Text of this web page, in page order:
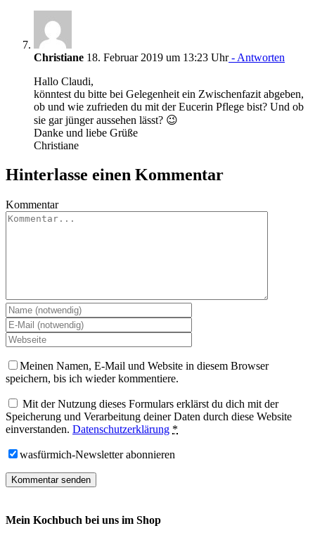
Christiane 18. Februar 2019 um 13:23 Uhr- Antworten
Hallo Claudi,
könntest du bitte bei Gelegenheit ein Zwischenfazit abgeben,
ob und wie zufrieden du mit der Eucerin Pflege bist? Und ob
sie gar jünger aussehen lässt? 😉
Danke und liebe Grüße
Christiane
Hinterlasse einen Kommentar
Kommentar
Meinen Namen, E-Mail und Website in diesem Browser
speichern, bis ich wieder kommentiere.
Mit der Nutzung dieses Formulars erklärst du dich mit der
Speicherung und Verarbeitung deiner Daten durch diese Website
einverstanden. Datenschutzerklärung *
wasfürmich-Newsletter abonnieren
Mein Kochbuch bei uns im Shop